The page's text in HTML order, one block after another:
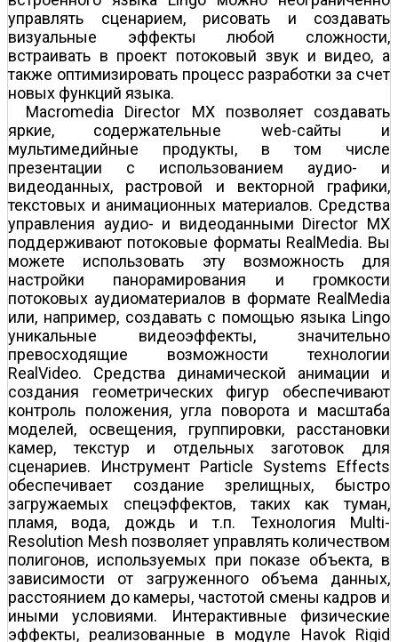
управлять сценарием, рисовать и создавать
визуальные эффекты любой сложности,
встраивать в проект потоковый звук и видео, а
также оптимизировать процесс разработки за счет
новых функций языка.
Macromedia Director MX позволяет создавать
яркие, содержательные web-сайты и
мультимедийные продукты, в том числе
презентации с использованием аудио- и
видеоданных, растровой и векторной графики,
текстовых и анимационных материалов. Средства
управления аудио- и видеоданными Director MX
поддерживают потоковые форматы RealMedia. Вы
можете использовать эту возможность для
настройки панорамирования и громкости
потоковых аудиоматериалов в формате RealMedia
или, например, создавать с помощью языка Lingo
уникальные видеоэффекты, значительно
превосходящие возможности технологии
RealVideo. Средства динамической анимации и
создания геометрических фигур обеспечивают
контроль положения, угла поворота и масштаба
моделей, освещения, группировки, расстановки
камер, текстур и отдельных заготовок для
сценариев. Инструмент Particle Systems Effects
обеспечивает создание зрелищных, быстро
загружаемых спецэффектов, таких как туман,
пламя, вода, дождь и т.п. Технология Multi-
Resolution Mesh позволяет управлять количеством
полигонов, используемых при показе объекта, в
зависимости от загруженного объема данных,
расстоянием до камеры, частотой смены кадров и
иными условиями. Интерактивные физические
эффекты, реализованные в модуле Havok Rigid